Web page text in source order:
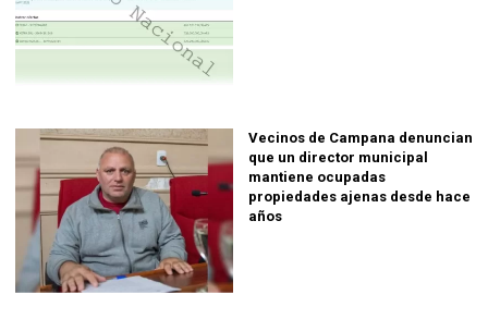
Vecinos de Campana denuncian
que un director municipal
mantiene ocupadas
propiedades ajenas desde hace
años